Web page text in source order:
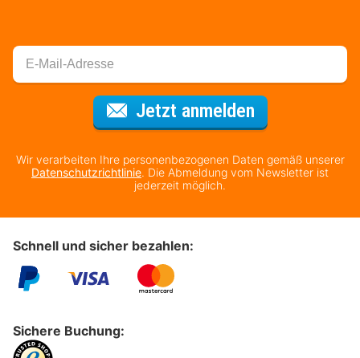
Jetzt anmeldenFür den
Wir verarbeiten Ihre personenbezogenen Daten gemäß unserer
Datenschutzrichtlinie. Die Abmeldung vom Newsletter ist
jederzeit möglich.
Schnell und sicher bezahlen:
Sichere Buchung: